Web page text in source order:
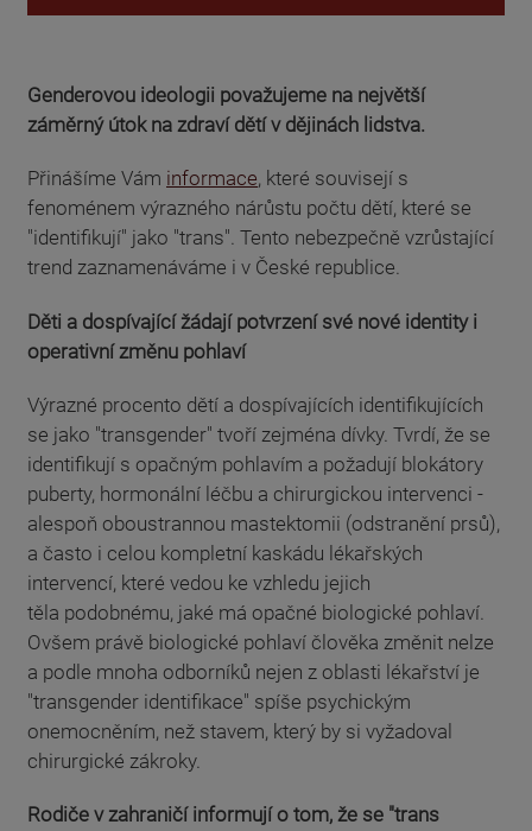
Genderovou ideologii považujeme na největší
záměrný útok na zdraví dětí v dějinách lidstva.
Přinášíme Vám informace, které souvisejí s
fenoménem výrazného nárůstu počtu dětí, které se
"identifikují" jako "trans". Tento nebezpečně vzrůstající
trend zaznamenáváme i v České republice.
Děti a dospívající žádají potvrzení své nové identity i
operativní změnu pohlaví
Výrazné procento dětí a dospívajících identifikujících
se jako "transgender" tvoří zejména dívky. Tvrdí, že se
identifikují s opačným pohlavím a požadují blokátory
puberty, hormonální léčbu a chirurgickou intervenci -
alespoň oboustrannou mastektomii (odstranění prsů),
a často i celou kompletní kaskádu lékařských
intervencí, které vedou ke vzhledu jejich
těla podobnému, jaké má opačné biologické pohlaví.
Ovšem právě biologické pohlaví člověka změnit nelze
a podle mnoha odborníků nejen z oblasti lékařství je
"transgender identifikace" spíše psychickým
onemocněním, než stavem, který by si vyžadoval
chirurgické zákroky.
Rodiče v zahraničí informují o tom, že se "trans